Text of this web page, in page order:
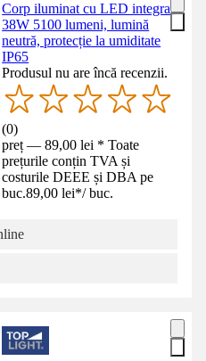
Corp iluminat cu LED integrat
38W 5100 lumeni, lumină
neutră, protecție la umiditate
IP65
Produsul nu are încă recenzii.
(0)
preț — 89,00 lei * Toate
prețurile conțin TVA și
costurile DEEE și DBA pe
buc.89,00 lei*/ buc.